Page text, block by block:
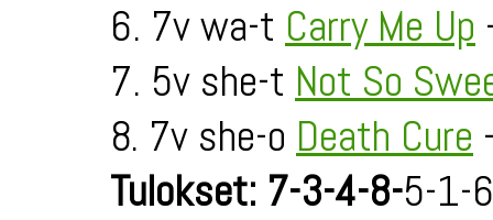
6. 7v wa-t Carry Me Up
7. 5v she-t Not So
8. 7v she-o Death Cure
Tulokset: 7-3-4-8-5-1-